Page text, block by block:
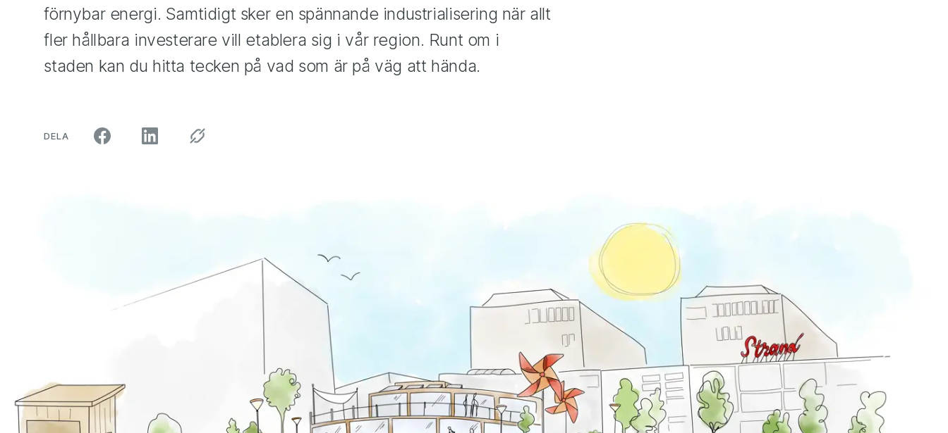
förnybar energi. Samtidigt sker en spännande industrialisering när allt
fler hållbara investerare vill etablera sig i vår region. Runt om i
staden kan du hitta tecken på vad som är på väg att hända.
DELA ARTIKELN PÅ SOCIALA MEDIER"